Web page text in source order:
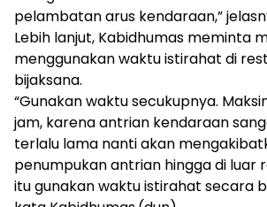
pelambatan arus kendaraan,”
Lebih lanjut, Kabidhumas meminta
menggunakan waktu istirahat di
bijaksana.
“Gunakan waktu secukupnya.
jam, karena antrian kendaraan
terlalu lama nanti akan
penumpukan antrian hingga di luar
itu gunakan waktu istirahat secara